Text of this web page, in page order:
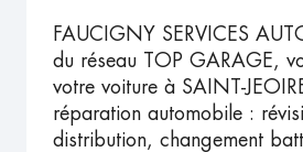
FAUCIGNY SERVICES
du réseau TOP GARAGE,
votre voiture à SAINT-
réparation automobile :
distribution, changement